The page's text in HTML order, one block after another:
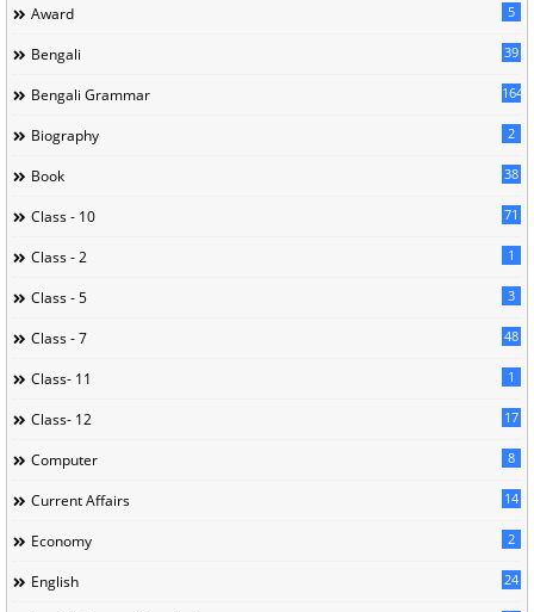
Award 5
Bengali 39
Bengali Grammar 164
Biography 2
Book 38
Class - 10 71
Class - 2 1
Class - 5 3
Class - 7 48
Class- 11 1
Class- 12 17
Computer 8
Current Affairs 14
Economy 2
English 24